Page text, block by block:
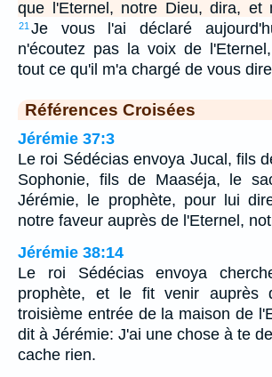
que l'Eternel, notre Dieu, dira, et
21 Je vous l'ai déclaré
n'écoutez pas la voix de
tout ce qu'il m'a chargé de vous
Références Croisées
Jérémie 37:3
Le roi Sédécias envoya Jucal, fils
Sophonie, fils de Maaséja, le
Jérémie, le prophète, pour lui
notre faveur auprès de l'Eternel,
Jérémie 38:14
Le roi Sédécias envoya
prophète, et le fit venir auprès
troisième entrée de la maison de
dit à Jérémie: J'ai une chose à te
cache rien.